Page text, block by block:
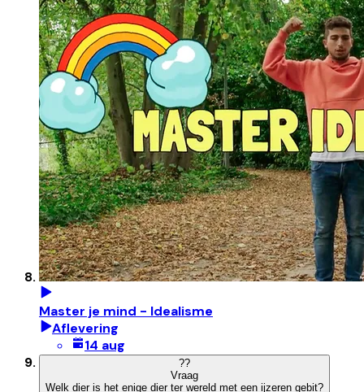
Master je mind - Idealisme
Aflevering
14 aug
??
Vraag
Welk dier is het enige dier ter wereld met een ijzeren gebit?